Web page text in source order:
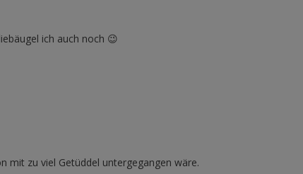
ich auch noch 😉
mit zu viel Getüddel untergegangen wäre.